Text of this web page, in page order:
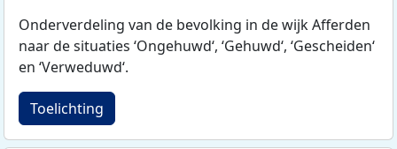
Onderverdeling van de bevolking in de wijk Afferden
naar de situaties ‘Ongehuwd‘, ‘Gehuwd‘, ‘Gescheiden‘
en ‘Verweduwd‘.
Toelichting